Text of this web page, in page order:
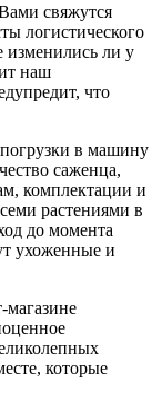
свяжутся
логистического
изменились ли у
наш
что
в машину
саженца,
комплектации и
растениями в
до момента
ухоженные и
магазине
которые